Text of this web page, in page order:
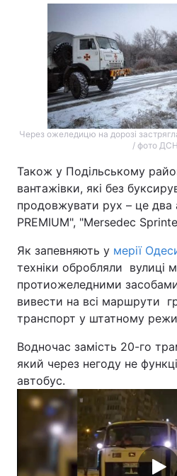
Через ожеледицю на дорозі
/ фото
Також у Подільському
вантажівки, які без
продовжувати рух – це два
PREMIUM", "Mersedec
Як запевняють у мерії
техніки обробляли вулиці
протиожеледними
вивести на всі маршрути
транспорт у штатному
Водночас замість 20-го
який через негоду не
автобус.